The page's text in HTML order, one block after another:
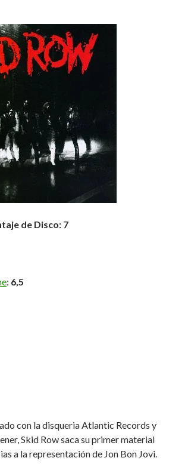
de Disco: 7
: 6,5
con la disqueria Atlantic Records y
Skid Row saca su primer material
a la representación de Jon Bon Jovi.